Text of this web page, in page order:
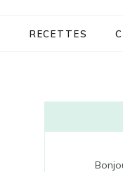
RECETTES